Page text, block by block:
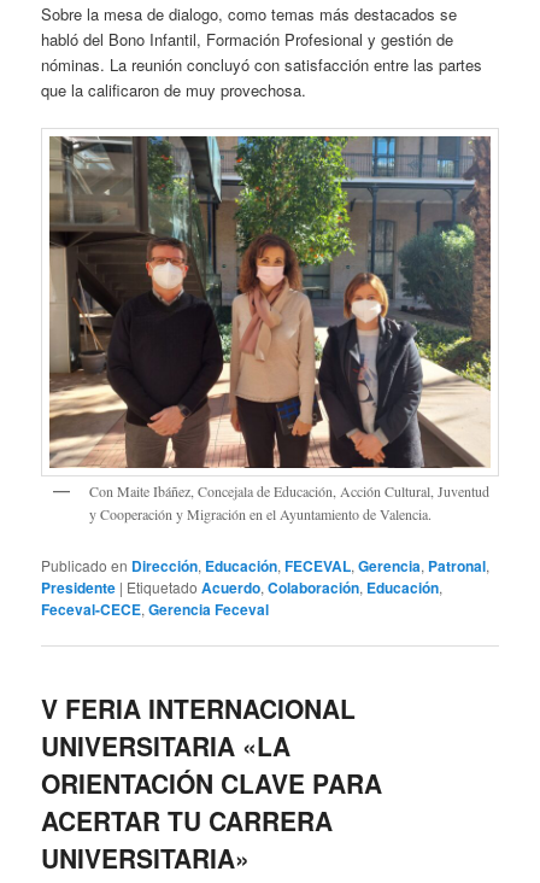
Sobre la mesa de dialogo, como temas más destacados se
habló del Bono Infantil, Formación Profesional y gestión de
nóminas. La reunión concluyó con satisfacción entre las partes
que la calificaron de muy provechosa.
Con Maite Ibáñez, Concejala de Educación, Acción Cultural, Juventud
y Cooperación y Migración en el Ayuntamiento de Valencia.
Publicado en Dirección, Educación,FECEVAL,Gerencia, Patronal,
Presidente | Etiquetado Acuerdo,Colaboración, Educación,
Feceval-CECE,Gerencia Feceval
V FERIA INTERNACIONAL
UNIVERSITARIA «LA
ORIENTACIÓN CLAVE PARA
ACERTAR TU CARRERA
UNIVERSITARIA»